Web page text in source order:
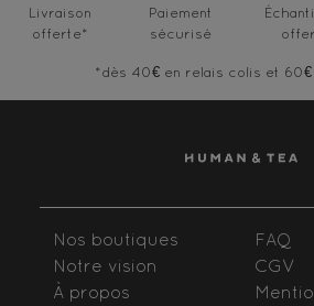
Livraison
offerte*
Paiement
sécurisé
*dès 40€ en relais colis et
Nos boutiques
Notre vision
À propos
FAQ
CGV